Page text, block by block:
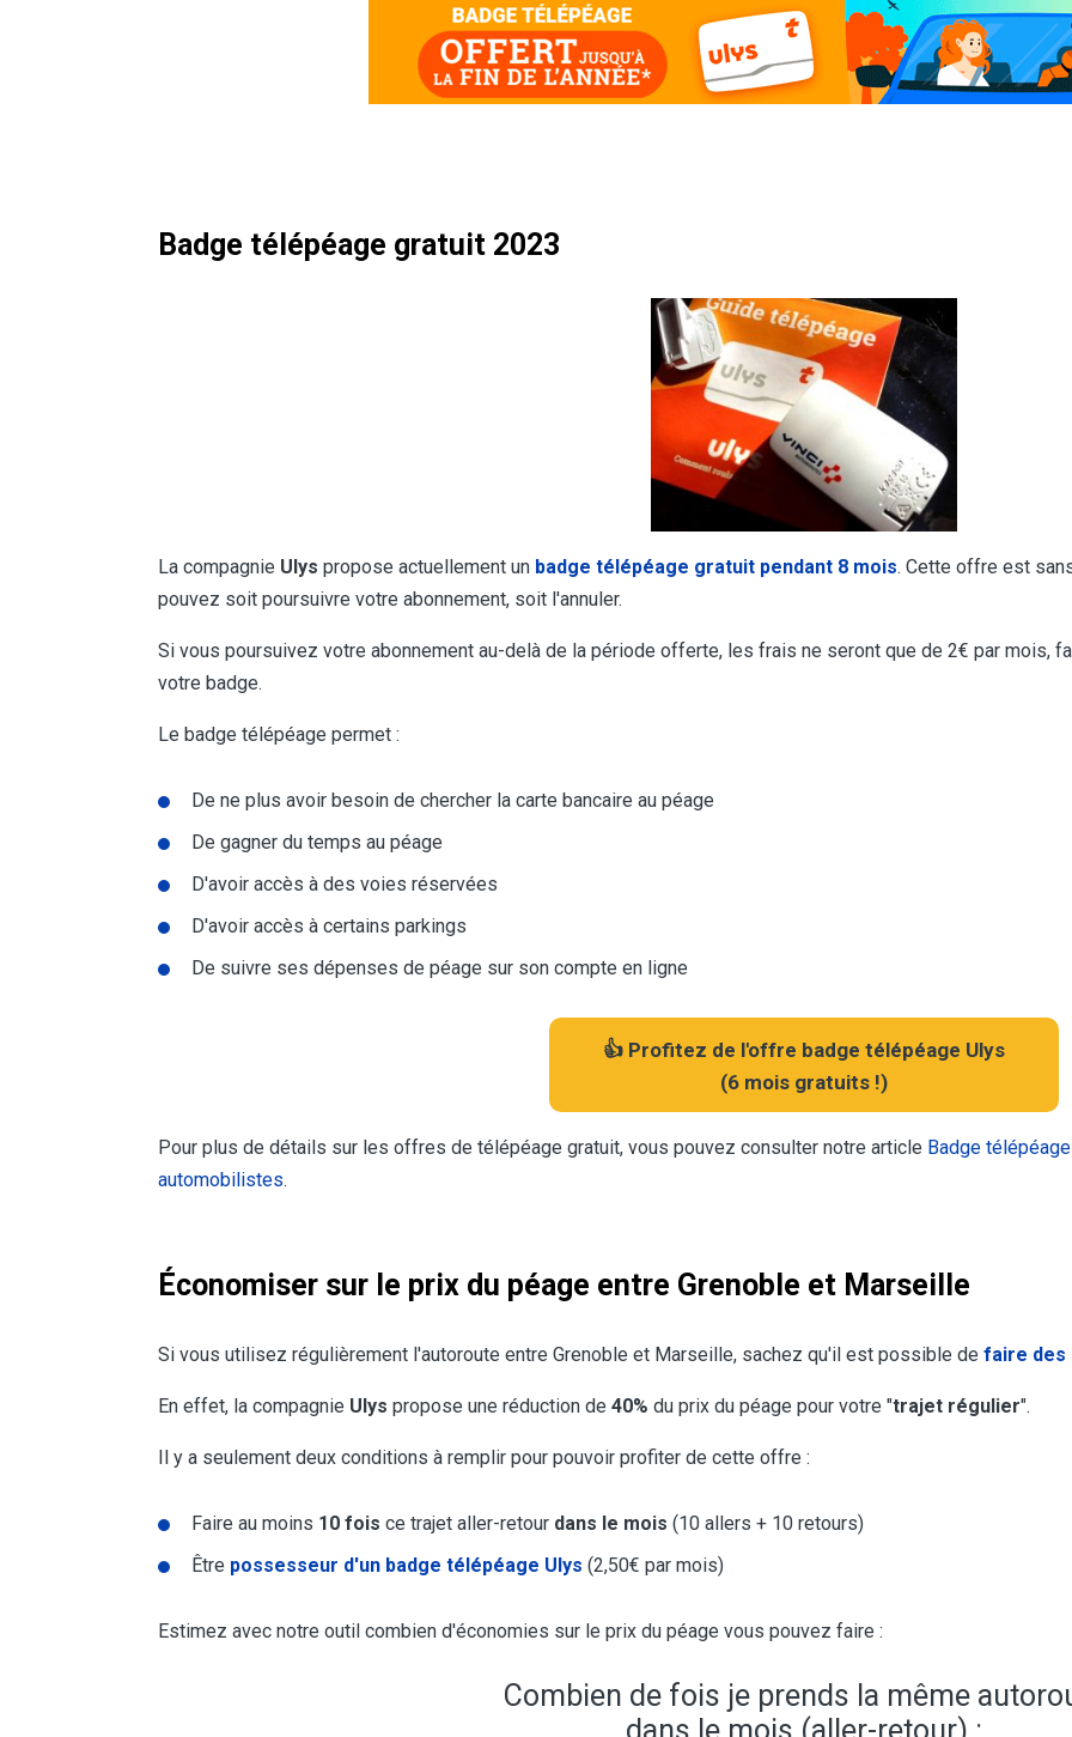
Badge télépéage gratuit 2023
La compagnie Ulys propose actuellement un badge télépéage gratuit pendant 8 mois. Cette offre est
pouvez soit poursuivre votre abonnement, soit l'annuler.
Si vous poursuivez votre abonnement au-delà de la période offerte, les frais ne seront que de 2€ par mois,
votre badge.
Le badge télépéage permet :
De ne plus avoir besoin de chercher la carte bancaire au péage
De gagner du temps au péage
D'avoir accès à des voies réservées
D'avoir accès à certains parkings
De suivre ses dépenses de péage sur son compte en ligne
👍 Profitez de l'offre badge télépéage Ulys
(6 mois gratuits !)
Pour plus de détails sur les offres de télépéage gratuit, vous pouvez consulter notre article Badge
automobilistes.
Économiser sur le prix du péage entre Grenoble et Marseille
Si vous utilisez régulièrement l'autoroute entre Grenoble et Marseille, sachez qu'il est possible de faire des
En effet, la compagnie Ulys propose une réduction de 40% du prix du péage pour votre "trajet régulier".
Il y a seulement deux conditions à remplir pour pouvoir profiter de cette offre :
Faire au moins 10 fois ce trajet aller-retour dans le mois (10 allers + 10 retours)
Être possesseur d'un badge télépéage Ulys (2,50€ par mois)
Estimez avec notre outil combien d'économies sur le prix du péage vous pouvez faire :
Combien de fois je prends la même